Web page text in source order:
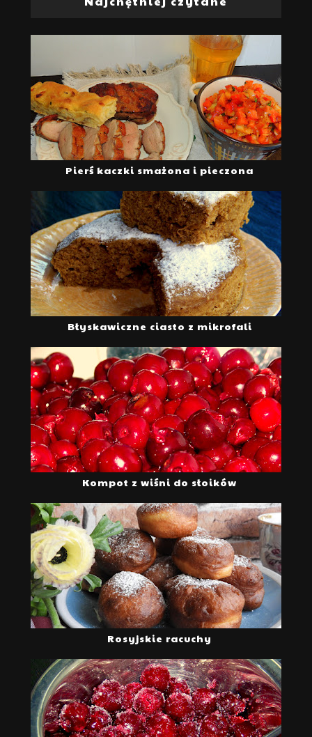
Pierś kaczki smażona i pieczona
Błyskawiczne ciasto z mikrofali
Kompot z wiśni do słoików
Rosyjskie racuchy